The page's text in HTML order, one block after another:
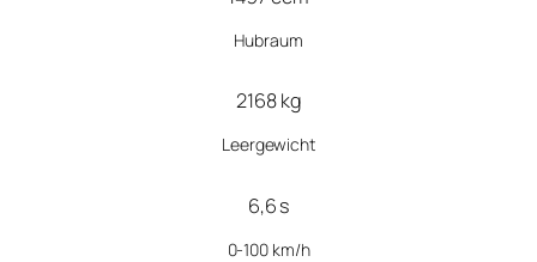
Hubraum
2168 kg
Leergewicht
6,6 s
0-100 km/h